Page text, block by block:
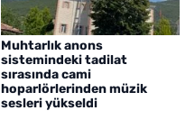
Muhtarlık anons
sistemindeki tadilat
sırasında cami
hoparlörlerinden müzik
sesleri yükseldi